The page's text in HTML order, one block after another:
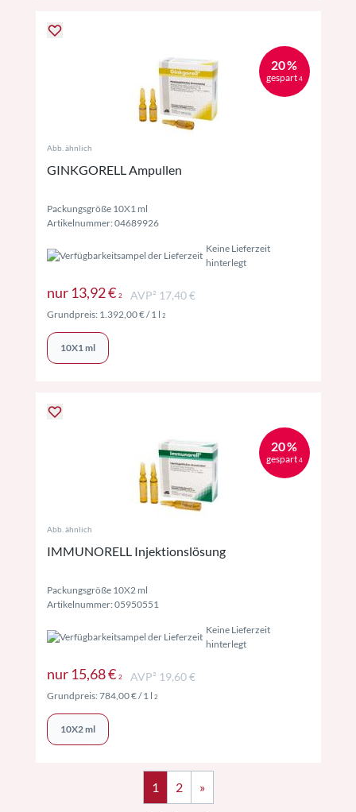
20 %
gespart 4
Abb. ähnlich
GINKGORELL Ampullen
Packungsgröße 10X1 ml
Artikelnummer: 04689926
Keine Lieferzeit
hinterlegt
nur 13,92 € 2Preise inkl. MwSt. ggf. zzgl. Versand
AVP² 17,40 €
Grundpreis: 1.392,00 €/ 1 l 2Preise inkl. MwSt. ggf. zzgl. Versand
10X1 ml
20 %
gespart 4
Abb. ähnlich
IMMUNORELL Injektionslösung
Packungsgröße 10X2 ml
Artikelnummer: 05950551
Keine Lieferzeit
hinterlegt
nur 15,68 € 2Preise inkl. MwSt. ggf. zzgl. Versand
AVP² 19,60 €
Grundpreis:784,00 €/ 1 l 2Preise inkl. MwSt. ggf. zzgl. Versand
10X2 ml
1 2 »